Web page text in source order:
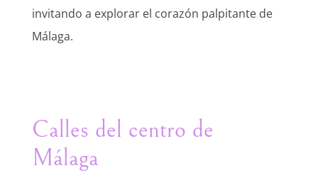
invitando a explorar el corazón palpitante de
Málaga.
Calles del centro de
Málaga